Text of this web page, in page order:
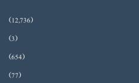
(12,736)
(3)
(654)
(77)